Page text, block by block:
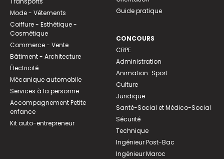
Mode - Vêtements
Coiffure - Esthétique -
Cosmétique
Commerce - Vente
Bâtiment - Architecture
Électricité
Mécanique automobile
Services à la personne
Accompagnement Petite
enfance
Kit auto-entrepreneur
Guide pratique
CONCOURS
CRPE
Administration
Animation-Sport
Culture
Juridique
Santé-Social et Médico-Social
Sécurité
Technique
Ingénieur Post-Bac
Ingénieur Maroc